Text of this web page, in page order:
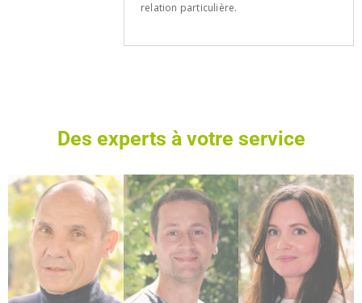
relation particulière.
Des experts à votre service
Christophe
Bouguereau
Associé
Fondateur, Maître
de Conférence à
l'Université
Bretagne Sud
Florian Rotard
Responsable des
études
Me rencontrer
Elsa Le Hiress
Chef de projets
marketing
Me rencontrer